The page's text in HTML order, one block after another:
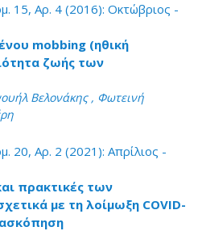
15, Αρ. 4 (2016): Οκτώβριος -
mobbing (ηθική
ζωής των
Βελονάκης , Φωτεινή
20, Αρ. 2 (2021): Απρίλιος -
πρακτικές των
με τη λοίμωξη COVID-